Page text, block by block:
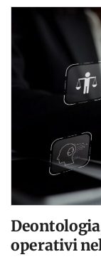
operativi